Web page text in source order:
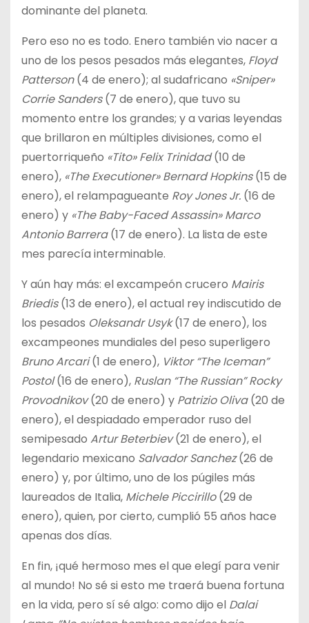
dominante del planeta.
Pero eso no es todo. Enero también vio nacer a
uno de los pesos pesados más elegantes, Floyd
Patterson(4 de enero); al sudafricano «Sniper»
Corrie Sanders(7 de enero), que tuvo su
momento entre los grandes; y a varias leyendas
que brillaron en múltiples divisiones, como el
puertorriqueño «Tito» Felix Trinidad(10 de
enero), «The Executioner» Bernard Hopkins(15 de
enero), el relampagueante Roy Jones Jr. (16 de
enero) y «The Baby-Faced Assassin» Marco
Antonio Barrera(17 de enero). La lista de este
mes parecía interminable.
Y aún hay más: el excampeón crucero Mairis
Briedis(13 de enero), el actual rey indiscutido de
los pesados Oleksandr Usyk(17 de enero), los
excampeones mundiales del peso superligero
Bruno Arcari(1 de enero), Viktor “The Iceman”
Postol(16 de enero), Ruslan “The Russian” Rocky
Provodnikov(20 de enero) y Patrizio Oliva(20 de
enero), el despiadado emperador ruso del
semipesado Artur Beterbiev(21 de enero), el
legendario mexicano Salvador Sanchez(26 de
enero) y, por último, uno de los púgiles más
laureados de Italia, Michele Piccirillo(29 de
enero), quien, por cierto, cumplió 55 años hace
apenas dos días.
En fin, ¡qué hermoso mes el que elegí para venir
al mundo! No sé si esto me traerá buena fortuna
en la vida, pero sí sé algo: como dijo el Dalai